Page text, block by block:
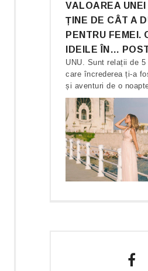
VALOAREA
ȚINE DE CÂT A
PENTRU FEMEI.
IDEILE ÎN…
UNU. Sunt relații de
care încrederea ți-a
și aventuri de o